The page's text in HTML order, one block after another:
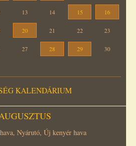
13 14 15 16
20 21 22 23
27 28 29 30
KALENDÁRIUM
Nyárutó, Új kenyér hava